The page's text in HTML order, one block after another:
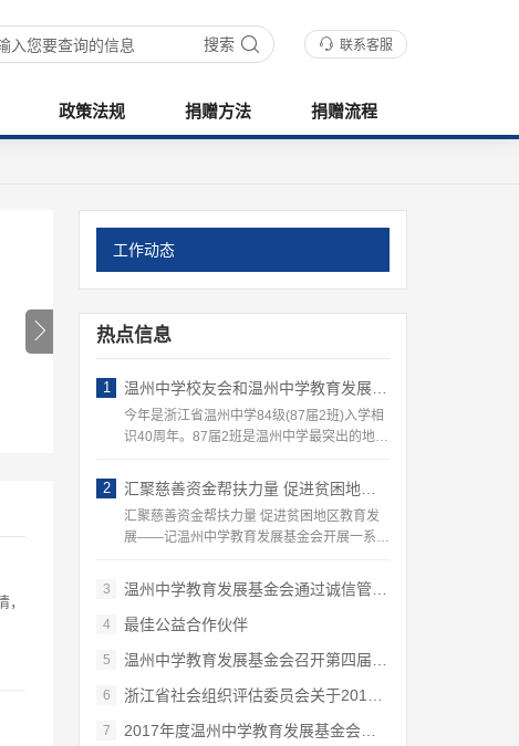
联系客服
搜索
政策法规 捐赠方法 捐赠流程
工作动态
热点信息
1 温州中学校友会和温州中学教育发展基金会组织迎接 ——87届温州地区班校友回访母校活动
今年是浙江省温州中学84级(87届2班)入学相
识40周年。87届2班是温州中学最突出的地区
2 汇聚慈善资金帮扶力量 促进贫困地区教育发展——记温州中学教育发展基金会开展一系列的教育慈善公益活动
汇聚慈善资金帮扶力量 促进贫困地区教育发
展——记温州中学教育发展基金会开展一系列
3
温州中学教育发展基金会通过诚信管理体系认…
4 最佳公益合作伙伴
5 温州中学教育发展基金会召开第四届理事会第…
6 浙江省社会组织评估委员会关于2018年度全省…
7 2017年度温州中学教育发展基金会工作总结